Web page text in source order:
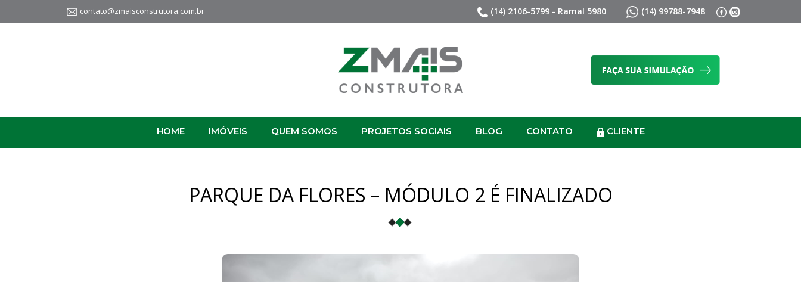
contato@zmaisconstrutora.com.br (14) 2106-5799 - Ramal 5980 (14) 99788-7948
HOME IMÓVEIS QUEM SOMOS PROJETOS SOCIAIS BLOG CONTATO CLIENTE
PARQUE DA FLORES – MÓDULO 2 É FINALIZADO